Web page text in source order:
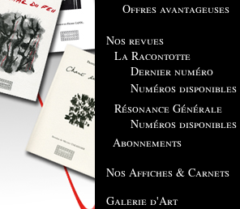
Offres avantageuses
Nos revues
La Racontotte
Dernier numéro
Numéros disponibles
Résonance Générale
Numéros disponibles
Abonnements
Nos Affiches & Carnets
Galerie d'Art